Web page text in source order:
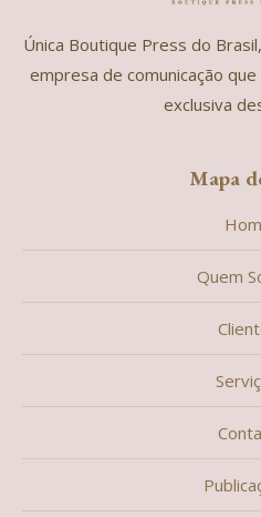
Única Boutique Press do
empresa de comunicação
exclusiva
Mapa
Quem